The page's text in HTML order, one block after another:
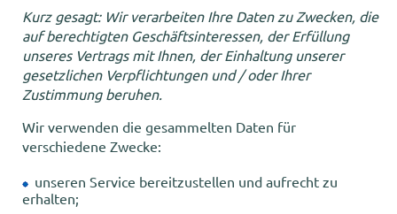
Kurz gesagt: Wir verarbeiten Ihre Daten zu Zwecken, die
auf berechtigten Geschäftsinteressen, der Erfüllung
unseres Vertrags mit Ihnen, der Einhaltung unserer
gesetzlichen Verpflichtungen und / oder Ihrer
Zustimmung beruhen.
Wir verwenden die gesammelten Daten für
verschiedene Zwecke:
unseren Service bereitzustellen und aufrecht zu
erhalten;